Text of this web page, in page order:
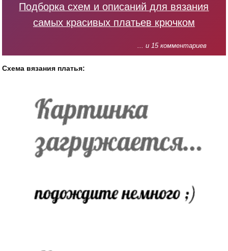
Подборка схем и описаний для вязания
самых красивых платьев крючком
... и 15 комментариев
Схема вязания платья: